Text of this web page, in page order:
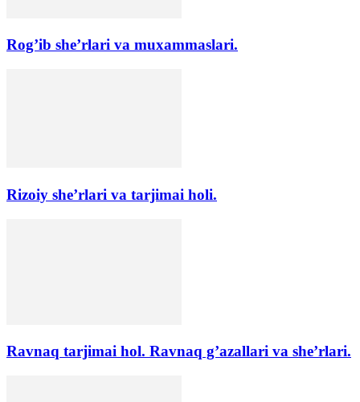
Rog’ib she’rlari va muxammaslari.
Rizoiy she’rlari va tarjimai holi.
Ravnaq tarjimai hol. Ravnaq g’azallari va she’rlari.